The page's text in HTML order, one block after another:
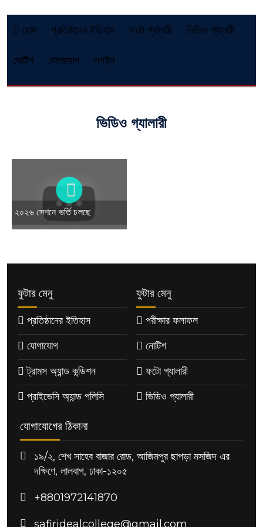
হোম প্রতিষ্ঠানের ইতিহাস ফটো গ্যালারী ভিডিও গ্যালারী
নোটিশ যোগাযোগ লগইন
ভিডিও গ্যালারী
২০২৬ সেশনে ভর্তি চলছে
ফুটার মেনু
প্রতিষ্ঠানের ইতিহাস
যোগাযোগ
ট্রামস অ্যান্ড কন্ডিশন
প্রাইভেসি অ্যান্ড পলিসি
ফুটার মেনু
পরীক্ষার ফলাফল
নোটিশ
ফটো গ্যালারী
ভিডিও গ্যালারী
যোগাযোগের ঠিকানা
১৯/২, শেখ সাহেব বাজার রোড, আজিমপুর ছাপড়া মসজিদ এর
দক্ষিণে, লালবাগ, ঢাকা-১২০৫
+8801972141870
safiridealcollege@gmail.com